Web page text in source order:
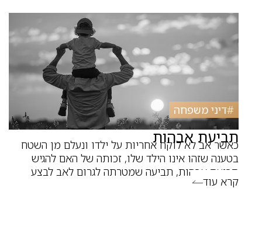
#דיני משפחה
תביעת אבהות
כאשר אב לא לוקח אחריות על ילדו ונעלם מן השטח
בטענה שזהו אינו הילד שלו, זכותה של האם להגיש
תביעת אבהות, תביעה שמטרתה לגרום לאב לבצע
קרא עוד